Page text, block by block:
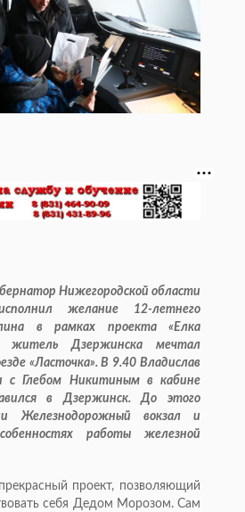
Нижегородской области
желание 12-летнего
в рамках проекта «Елка
житель Дзержинска мечтал
«Ласточка». В 9.40 Владислав
с Глебом Никитиным в кабине
в Дзержинск. До этого
Железнодорожный вокзал и
работы железной
проект, позволяющий
себя Дедом Морозом. Сам